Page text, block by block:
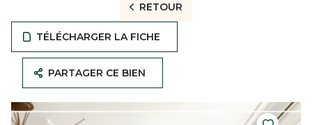
RETOUR
TÉLÉCHARGER LA FICHE
PARTAGER CE BIEN